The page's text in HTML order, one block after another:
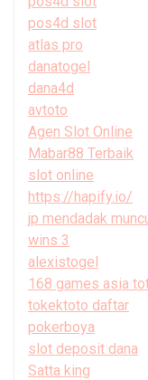
pos4d slot
atlas pro
danatogel
dana4d
avtoto
Agen Slot Online
Mabar88 Terbaik
slot online
https://hapify.io/
jp mendadak
wins 3
alexistogel
168 games asia
tokektoto daftar
pokerboya
slot deposit dana
Satta king